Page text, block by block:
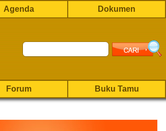
Agenda Dokumen
Forum Buku Tamu